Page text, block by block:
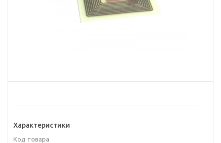
Характеристики
Код товара